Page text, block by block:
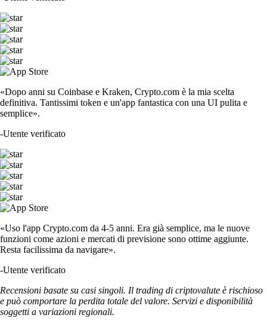
«Dopo anni su Coinbase e Kraken, Crypto.com è la mia scelta
definitiva. Tantissimi token e un'app fantastica con una UI pulita e
semplice».
-Utente verificato
«Uso l'app Crypto.com da 4-5 anni. Era già semplice, ma le nuove
funzioni come azioni e mercati di previsione sono ottime aggiunte.
Resta facilissima da navigare».
-Utente verificato
Recensioni basate su casi singoli. Il trading di criptovalute è rischioso
e può comportare la perdita totale del valore. Servizi e disponibilità
soggetti a variazioni regionali.